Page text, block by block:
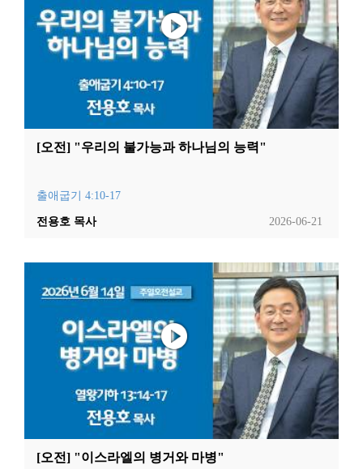
[오전] "우리의 불가능과 하나님의 능력"
출애굽기 4:10-17
2026-06-21
전용호 목사
[오전] "이스라엘의 병거와 마병"